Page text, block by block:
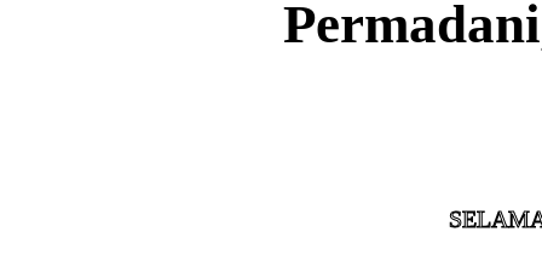
SELAMAT